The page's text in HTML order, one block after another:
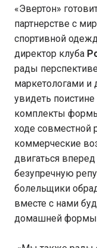
«Эвертон»
партнерстве с
спортивной
директор клуба
рады
маркетологами и
увидеть
комплекты
ходе совместной
коммерческие
двигаться
безупречную
болельщики
вместе с нами
домашней формы